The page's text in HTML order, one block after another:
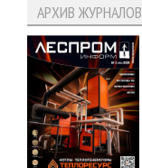
АРХИВ ЖУРНАЛОВ